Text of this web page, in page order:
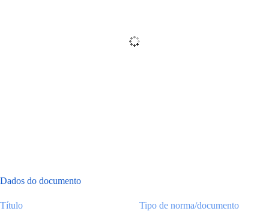
Dados do documento
Título Tipo de norma/documento